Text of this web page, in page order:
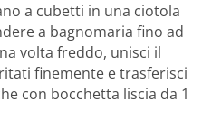
a cubetti in una ciotola
a bagnomaria fino ad
volta freddo, unisci il
finemente e trasferisci
con bocchetta liscia da 1